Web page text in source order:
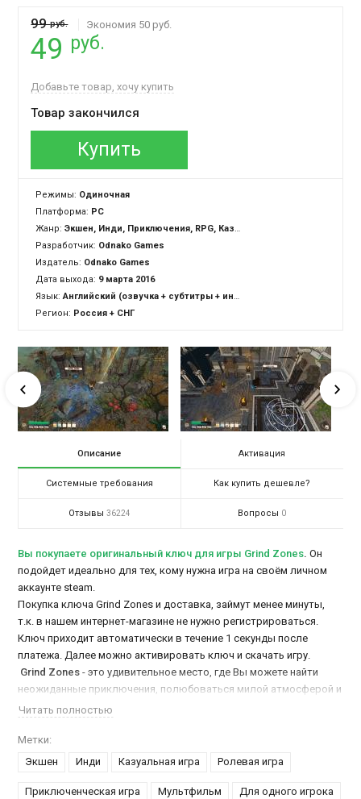
99руб. Экономия 50 руб.
49 руб.
Добавьте товар, хочу купить
Товар закончился
Купить
Режимы: Одиночная
Платформа: PC
Жанр:Экшен, Инди, Приключения, RPG, Казуальная
Разработчик: Odnako Games
Издатель: Odnako Games
Дата выхода: 9 марта 2016
Язык:Английский (озвучка + субтитры + интерфейс)
Регион: Россия + СНГ
Описание Активация
Системные требования Как купить дешевле?
Отзывы 36224 Вопросы 0
Вы покупаете оригинальный ключ для игры Grind Zones. Он
подойдет идеально для тех, кому нужна игра на своём личном
аккаунте steam.
Покупка ключа Grind Zones и доставка, займут менее минуты,
т.к. в нашем интернет-магазине не нужно регистрироваться.
Ключ приходит автоматически в течение 1 секунды после
платежа. Далее можно активировать ключ и скачать игру.
Grind Zones- это удивительное место, где Вы можете найти
неожиданные приключения, полюбоваться милой атмосферой и
принять участие в напряженных схватках. Это яркий и
удивительными существами.
зелья, грабьте, покупайте новое оружие, оборудование и
Читать полностью
Метки:
Экшен
Инди Казуальная игра Ролевая игра
Приключенческая игра Мультфильм Для одного игрока